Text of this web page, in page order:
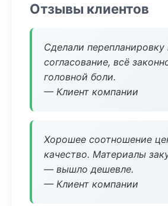
Отзывы клиентов
Сделали перепланировку
согласование, всё
головной боли.
— Клиент компании
Хорошее соотношение
качество. Материалы
— вышло дешевле.
— Клиент компании